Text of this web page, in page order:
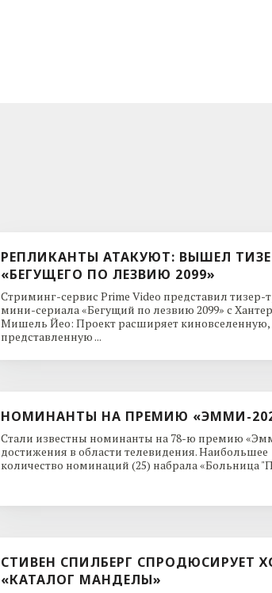
РЕПЛИКАНТЫ АТАКУЮТ: ВЫШЕЛ
«БЕГУЩЕГО ПО ЛЕЗВИЮ 2099»
Стриминг-сервис Prime Video представил тизер-
мини-сериала «Бегущий по лезвию 2099» с
Мишель Йео: Проект расширяет киновселенную,
представленную ...
НОМИНАНТЫ НА ПРЕМИЮ «ЭММИ-
Стали известны номинанты на 78-ю премию
достижения в области телевидения. Наибольшее
количество номинаций (25) набрала «Больница
СТИВЕН СПИЛБЕРГ СПРОДЮСИРУЕТ
«КАТАЛОГ МАНДЕЛЫ»